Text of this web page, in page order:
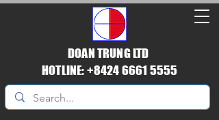
DOAN TRUNG LTD
HOTLINE: +8424 6661 5555